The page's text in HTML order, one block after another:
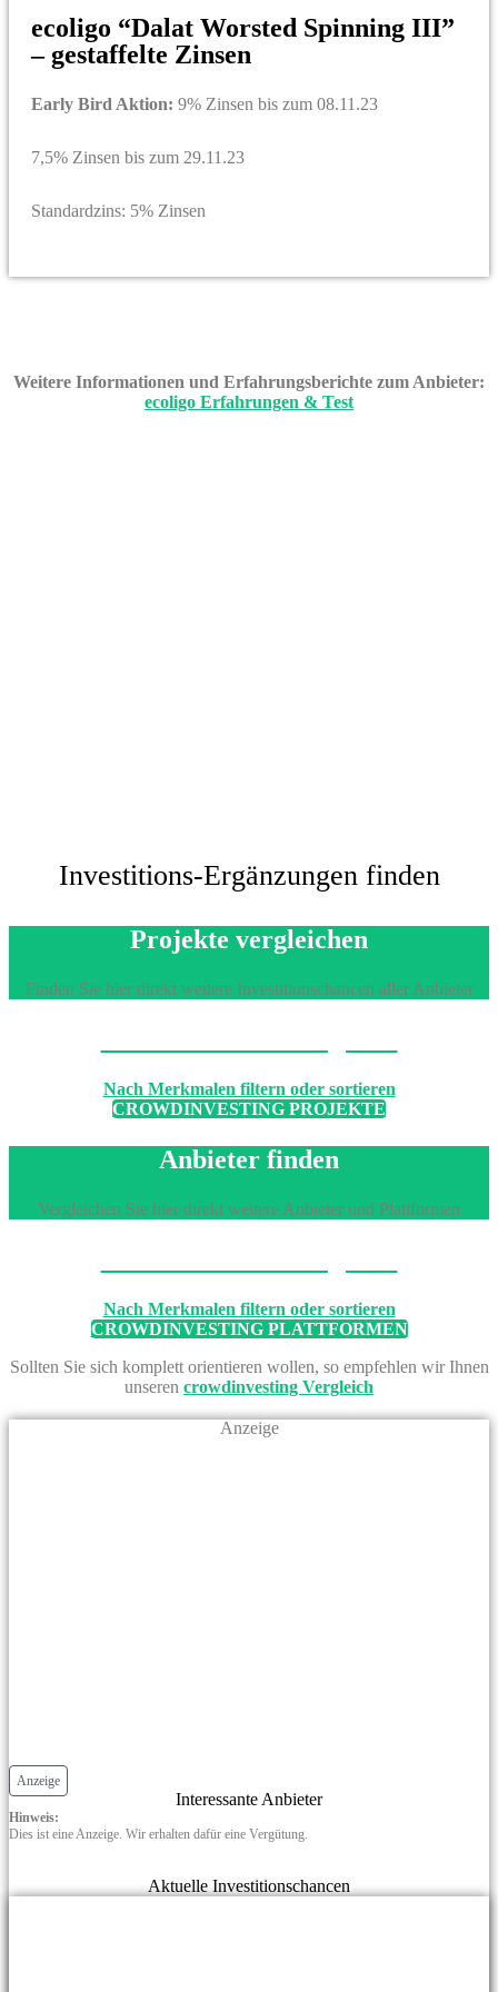
ecoligo “Dalat Worsted Spinning III”
– gestaffelte Zinsen
Early Bird Aktion: 9% Zinsen bis zum 08.11.23
7,5% Zinsen bis zum 29.11.23
Standardzins: 5% Zinsen
Weitere Informationen und Erfahrungsberichte zum Anbieter:
ecoligo Erfahrungen & Test
Investitions-Ergänzungen finden
Projekte vergleichen
Finden Sie hier direkt weitere Investitionschancen aller Anbieter
Nach Merkmalen filtern oder sortieren
CROWDINVESTING PROJEKTE
Anbieter finden
Vergleichen Sie hier direkt weitere Anbieter und Plattformen
Nach Merkmalen filtern oder sortieren
CROWDINVESTING PLATTFORMEN
Sollten Sie sich komplett orientieren wollen, so empfehlen wir Ihnen
unseren crowdinvesting Vergleich
Anzeige
Anzeige
Interessante Anbieter
Hinweis:
Dies ist eine Anzeige. Wir erhalten dafür eine Vergütung.
Aktuelle Investitionschancen